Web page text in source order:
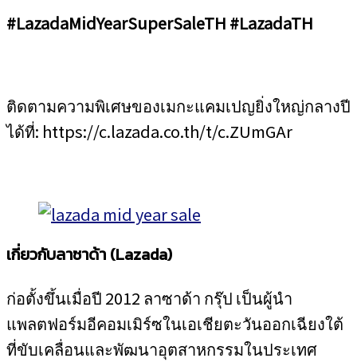
#LazadaMidYearSuperSaleTH #LazadaTH
ติดตามความพิเศษของเมกะแคมเปญยิ่งใหญ่กลางปี
ได้ที่: https://c.lazada.co.th/t/c.ZUmGAr
เกี่ยวกับลาซาด้า (Lazada)
ก่อตั้งขึ้นเมื่อปี 2012 ลาซาด้า กรุ๊ป เป็นผู้นำ
แพลตฟอร์มอีคอมเมิร์ซในเอเชียตะวันออกเฉียงใต้
ที่ขับเคลื่อนและพัฒนาอุตสาหกรรมในประเทศ